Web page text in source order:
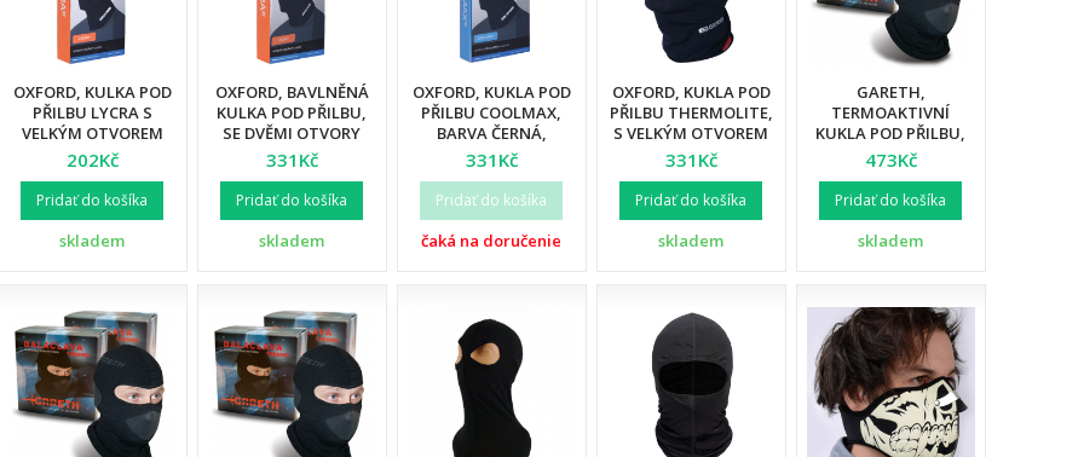
OXFORD, KULKA POD
PŘILBU LYCRA S
VELKÝM OTVOREM
PRO OČI, VELIKOST
UNI
202Kč
Pridať do košíka
skladem
OXFORD, BAVLNĚNÁ
KULKA POD PŘILBU,
SE DVĚMI OTVORY
PRO OČI (PŮVODNÍ
KÓD: OF566)
331Kč
Pridať do košíka
skladem
OXFORD, KUKLA POD
PŘILBU COOLMAX,
BARVA ČERNÁ,
VELIKOST UNI
(PŮVODNÍ KÓD:
OF467)
331Kč
Pridať do košíka
čaká na doručenie
OXFORD, KUKLA POD
PŘILBU THERMOLITE,
S VELKÝM OTVOREM
PRO OČI, BARVA
ČERNÁ
331Kč
Pridať do košíka
skladem
GARETH,
TERMOAKTIVNÍ
KUKLA POD PŘILBU,
BARVA ČERNÁ,
VELIKOST L
473Kč
Pridať do košíka
skladem